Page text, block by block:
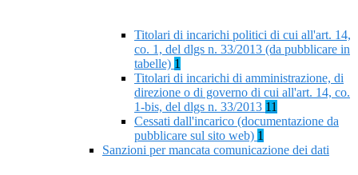
Titolari di incarichi politici di cui all'art. 14,
co. 1, del dlgs n. 33/2013 (da pubblicare in
tabelle) 1
Titolari di incarichi di amministrazione, di
direzione o di governo di cui all'art. 14, co.
1-bis, del dlgs n. 33/2013 11
Cessati dall'incarico (documentazione da
pubblicare sul sito web) 1
Sanzioni per mancata comunicazione dei dati